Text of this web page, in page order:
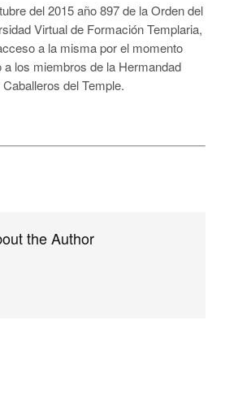
del 2015 año 897 de la Orden del
Virtual de Formación Templaria,
a la misma por el momento
los miembros de la Hermandad
del Temple.
the Author